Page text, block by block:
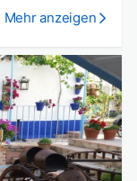
Mehr anzeigen